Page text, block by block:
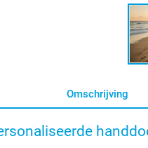
Omschrijving